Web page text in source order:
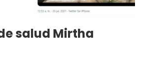
salud Mirtha